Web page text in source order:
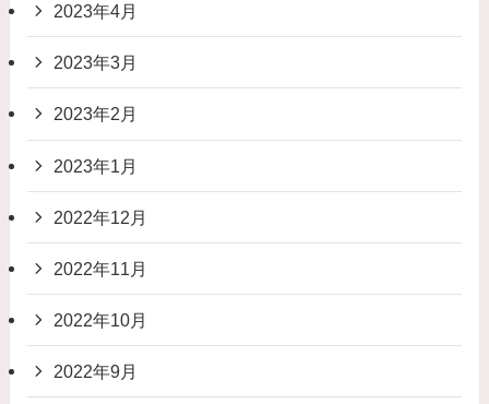
2023年4月
2023年3月
2023年2月
2023年1月
2022年12月
2022年11月
2022年10月
2022年9月